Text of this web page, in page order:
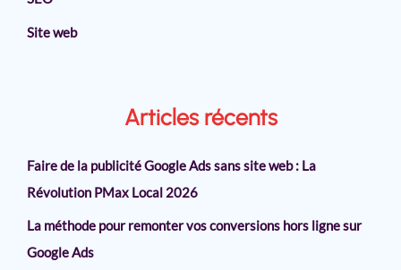
Site web
Articles récents
Faire de la publicité Google Ads sans site web : La
Révolution PMax Local 2026
La méthode pour remonter vos conversions hors ligne sur
Google Ads